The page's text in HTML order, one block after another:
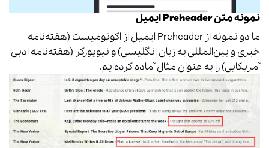
نمونه متن Preheader‌ ایمیل
ما دو نمونه از Preheader‌ ایمیل از اکونومیست (هفته‌نامه
خبری و بین‌المللی به زبان انگلیسی) و نیویورکر (هفته‌نامه ادبی
آمریکایی) را به عنوان مثال آماده کرده‌ایم.